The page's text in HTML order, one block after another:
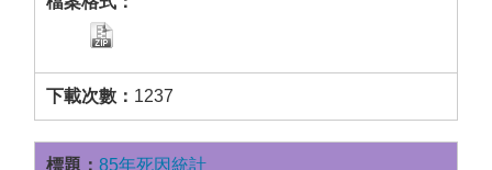
1237
85年死因統計